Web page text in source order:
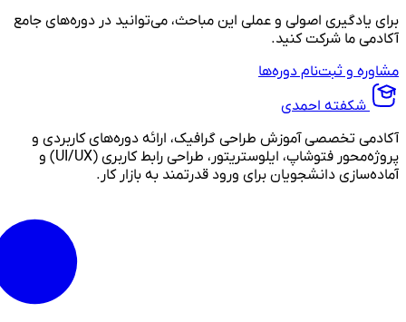
برای یادگیری اصولی و عملی این مباحث، می‌توانید در دوره‌های جامع
آکادمی ما شرکت کنید.
مشاوره و ثبت‌نام دوره‌ها
شکفته احمدی
آکادمی تخصصی آموزش طراحی گرافیک، ارائه دوره‌های کاربردی و
پروژه‌محور فتوشاپ، ایلوستریتور، طراحی رابط کاربری (UI/UX) و
آماده‌سازی دانشجویان برای ورود قدرتمند به بازار کار.